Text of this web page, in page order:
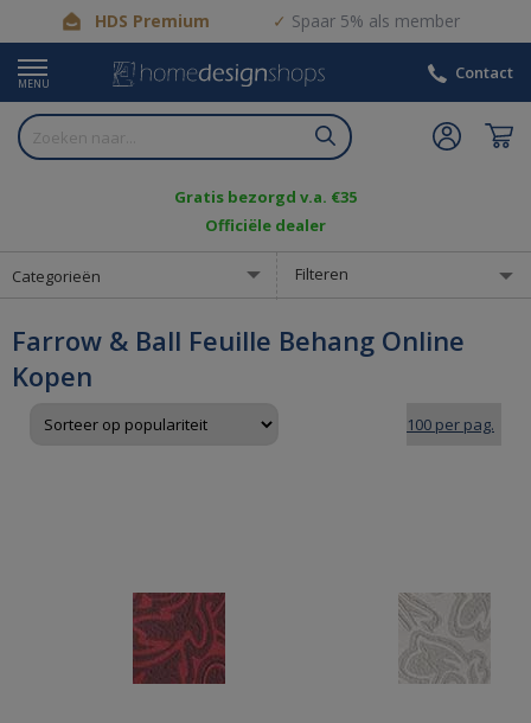
HDS Premium Spaar 5% als member
MENU
Contact
Gratis bezorgd v.a. €35
Officiële dealer
Categorieën Filteren
Farrow & Ball Feuille Behang Online
Kopen